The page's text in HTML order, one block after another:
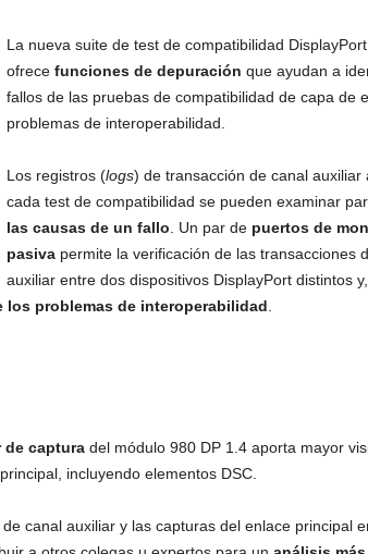
La nueva suite de test de compatibilidad
ofrece funciones de depuración que ayudan a
fallos de las pruebas de compatibilidad de capa de
problemas de interoperabilidad.
Los registros (logs) de transacción de canal auxiliar
cada test de compatibilidad se pueden examinar
las causas de un fallo . Un par de puertos de
pasivapermite la verificación de las transacciones
auxiliar entre dos dispositivos DisplayPort distintos
los problemas de interoperabilidad
de capturadel módulo 980 DP 1.4 aporta mayor
incluyendo elementos DSC.
canal auxiliar y las capturas del enlace principal